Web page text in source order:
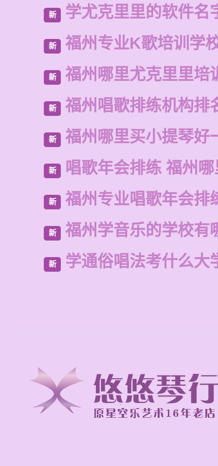
新 学尤克里里的软件名
新 福州专业K歌培训学
新 福州哪里尤克里里培
新 福州唱歌排练机构排
新 福州哪里买小提琴好
新 唱歌年会排练 福州
新 福州专业唱歌年会排
新 福州学音乐的学校有
新 学通俗唱法考什么大